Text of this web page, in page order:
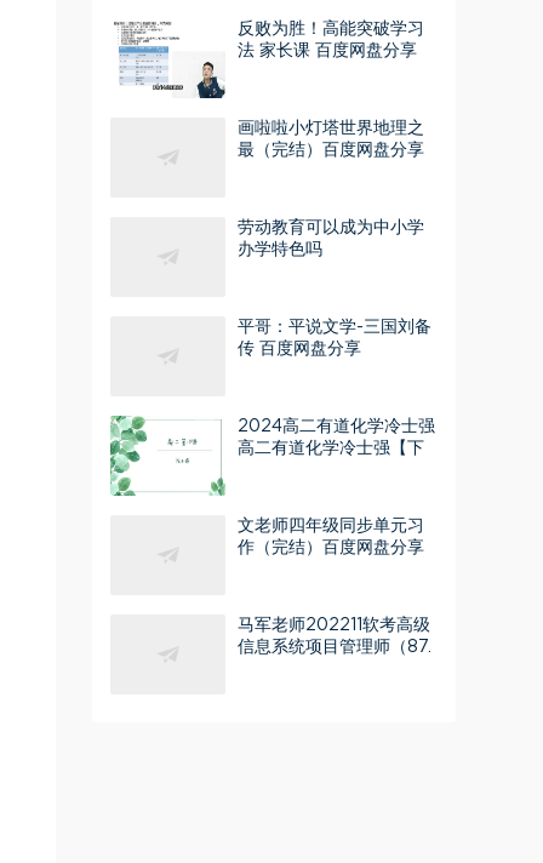
反败为胜！高能突破学习
法 家长课 百度网盘分享
画啦啦小灯塔世界地理之
最（完结）百度网盘分享
劳动教育可以成为中小学
办学特色吗
平哥：平说文学-三国刘备
传 百度网盘分享
2024高二有道化学冷士强
高二有道化学冷士强【下
文老师四年级同步单元习
作（完结）百度网盘分享
马军老师202211软考高级
信息系统项目管理师（87.